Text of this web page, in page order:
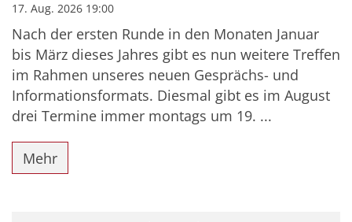
17. Aug. 2026 19:00
Nach der ersten Runde in den Monaten Januar
bis März dieses Jahres gibt es nun weitere Treffen
im Rahmen unseres neuen Gesprächs- und
Informationsformats. Diesmal gibt es im August
drei Termine immer montags um 19. ...
Mehr